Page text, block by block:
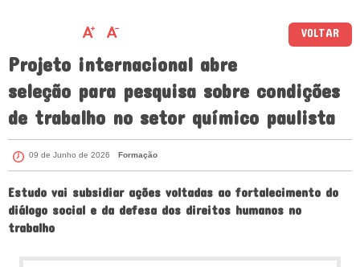
VOLTAR
Projeto internacional abre
seleção para pesquisa sobre condições
de trabalho no setor químico paulista
09 de Junho de 2026 Formação
Estudo vai subsidiar ações voltadas ao fortalecimento do
diálogo social e da defesa dos direitos humanos no
trabalho